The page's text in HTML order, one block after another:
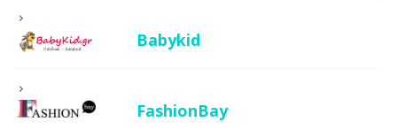
Babykid
FashionBay